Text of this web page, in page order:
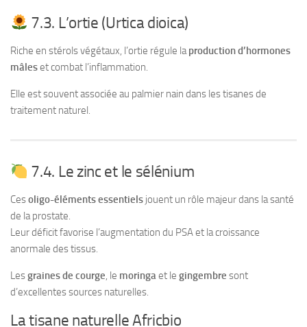
7.3. L’ortie (Urtica dioica)
Riche en stérols végétaux, l’ortie régule laproduction d’hormones
mâleset combat l’inflammation.
Elle est souvent associée au palmier nain dans les tisanes de
traitement naturel.
7.4. Le zinc et le sélénium
Cesoligo-éléments essentiels jouent un rôle majeur dans la santé
de la prostate.
Leur déficit favorise l’augmentation du PSA et la croissance
anormale des tissus.
Lesgraines de courge, le moringaet le gingembre sont
d’excellentes sources naturelles.
La tisane naturelle Africbio